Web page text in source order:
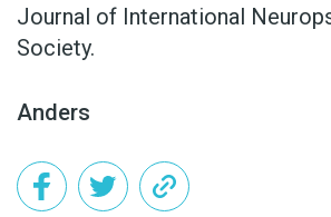
Journal of International
Society.
Anders